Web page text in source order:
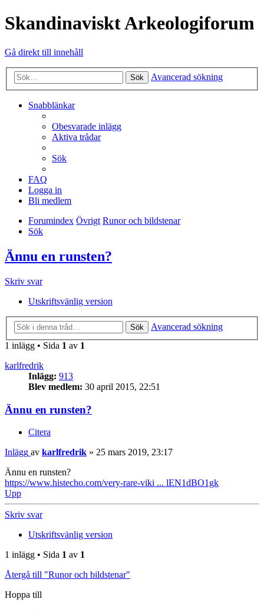
Skandinaviskt Arkeologiforum
Gå direkt till innehåll
Sök Avancerad sökning
Snabblänkar
Obesvarade inlägg
Aktiva trådar
Sök
FAQ
Logga in
Bli medlem
Forumindex Övrigt Runor och bildstenar
Sök
Ännu en runsten?
Skriv svar
Utskriftsvänlig version
Sök
Avancerad sökning
1 inlägg • Sida 1 av 1
karlfredrik
Inlägg: 913
Blev medlem: 30 april 2015, 22:51
Ännu en runsten?
Citera
Inlägg av karlfredrik » 25 mars 2019, 23:17
Ännu en runsten?
https://www.histecho.com/very-rare-viki ... lEN1dBO1gk
Upp
Skriv svar
Utskriftsvänlig version
1 inlägg • Sida 1 av 1
Återgå till "Runor och bildstenar"
Hoppa till